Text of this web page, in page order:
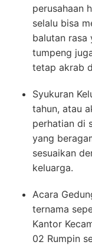
perusahaan
selalu bisa
balutan rasa
tumpeng
tetap akrab
Syukuran
tahun, atau
perhatian di
yang
sesuaikan
keluarga.
Acara
ternama
Kantor
02 Rumpin